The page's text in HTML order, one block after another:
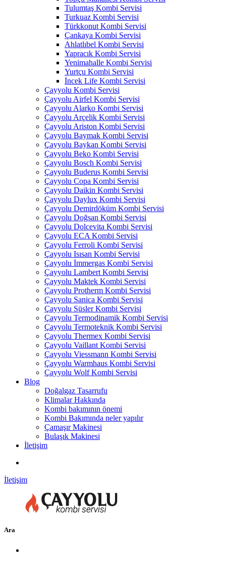
Tulumtaş Kombi Servisi
Turkuaz Kombi Servisi
Türkkonut Kombi Servisi
Çankaya Kombi Servisi
Ahlatlıbel Kombi Servisi
Yapracık Kombi Servisi
Yenimahalle Kombi Servisi
Yurtçu Kombi Servisi
İncek Life Kombi Servisi
Çayyolu Kombi Servisi
Çayyolu Airfel Kombi Servisi
Çayyolu Alarko Kombi Servisi
Çayyolu Arçelik Kombi Servisi
Çayyolu Ariston Kombi Servisi
Çayyolu Baymak Kombi Servisi
Çayyolu Baykan Kombi Servisi
Çayyolu Beko Kombi Servisi
Çayyolu Bosch Kombi Servisi
Çayyolu Buderus Kombi Servisi
Çayyolu Copa Kombi Servisi
Çayyolu Daikin Kombi Servisi
Çayyolu Daylux Kombi Servisi
Çayyolu Demirdöküm Kombi Servisi
Çayyolu Doğsan Kombi Servisi
Çayyolu Dolcevita Kombi Servisi
Çayyolu ECA Kombi Servisi
Çayyolu Ferroli Kombi Servisi
Çayyolu Isısan Kombi Servisi
Çayyolu İmmergas Kombi Servisi
Çayyolu Lambert Kombi Servisi
Çayyolu Maktek Kombi Servisi
Çayyolu Protherm Kombi Servisi
Çayyolu Sanica Kombi Servisi
Çayyolu Süsler Kombi Servisi
Çayyolu Termodinamik Kombi Servisi
Çayyolu Termoteknik Kombi Servisi
Çayyolu Thermex Kombi Servisi
Çayyolu Vaillant Kombi Servisi
Çayyolu Viessmann Kombi Servisi
Çayyolu Warmhaus Kombi Servisi
Çayyolu Wolf Kombi Servisi
Blog
Doğalgaz Tasarrufu
Klimalar Hakkında
Kombi bakımının önemi
Kombi Bakımında neler yapılır
Çamaşır Makinesi
Bulaşık Makinesi
İletişim
İletişim
Ara